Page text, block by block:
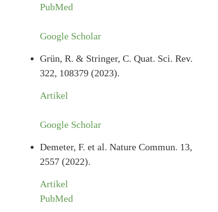
PubMed
Google Scholar
Grün, R. & Stringer, C. Quat. Sci. Rev.
322, 108379 (2023).
Artikel
Google Scholar
Demeter, F. et al. Nature Commun. 13,
2557 (2022).
Artikel
PubMed